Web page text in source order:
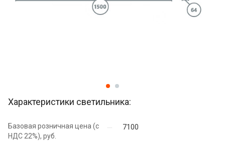
Характеристики светильника:
Базовая розничная цена (с
НДС 22%), руб.
7100